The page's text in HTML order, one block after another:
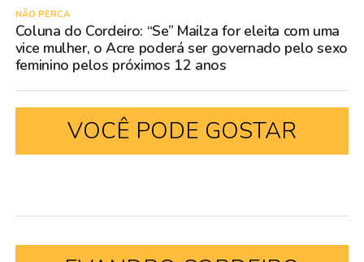
NÃO PERCA
Coluna do Cordeiro: “Se” Mailza for eleita com uma
vice mulher, o Acre poderá ser governado pelo sexo
feminino pelos próximos 12 anos
VOCÊ PODE GOSTAR